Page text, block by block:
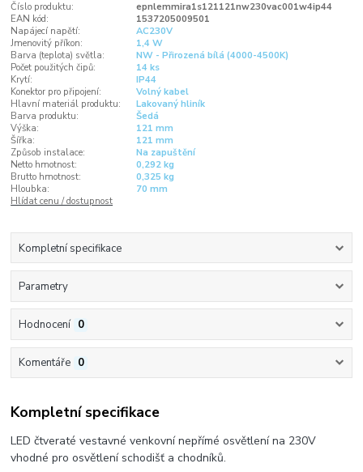
Číslo produktu:
epnlemmira1s121121nw230vac001w4ip44
EAN kód:
1537205009501
Napájecí napětí:
AC230V
Jmenovitý příkon:
1,4 W
Barva (teplota) světla:
NW - Přirozená bílá (4000-4500K)
Počet použitých čipů:
14 ks
Krytí:
IP44
Konektor pro připojení:
Volný kabel
Hlavní materiál produktu:
Lakovaný hliník
Barva produktu:
Šedá
Výška:
121 mm
Šířka:
121 mm
Způsob instalace:
Na zapuštění
Netto hmotnost:
0,292 kg
Brutto hmotnost:
0,325 kg
Hloubka:
70 mm
Hlídat cenu / dostupnost
Kompletní specifikace
Parametry
Hodnocení 0
Komentáře 0
Kompletní specifikace
LED čtveraté vestavné venkovní nepřímé osvětlení na 230V
vhodné pro osvětlení schodišť a chodníků.